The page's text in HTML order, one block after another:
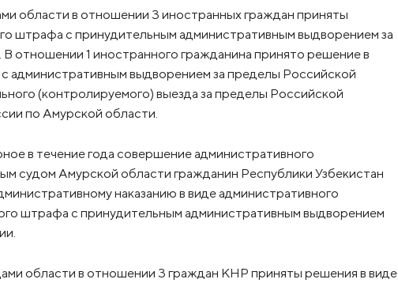
области в отношении 3 иностранных граждан приняты
штрафа с принудительным административным выдворением за
отношении 1 иностранного гражданина принято решение в
административным выдворением за пределы Российской
(контролируемого) выезда за пределы Российской
по Амурской области.
в течение года совершение административного
судом Амурской области гражданин Республики Узбекистан
наказанию в виде административного
штрафа с принудительным административным выдворением
области в отношении 3 граждан КНР приняты решения в виде